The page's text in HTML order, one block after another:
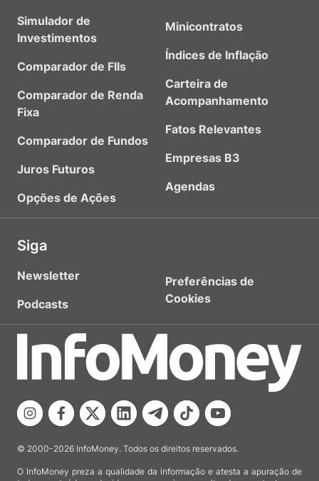
Simulador de
Investimentos
Comparador de FIIs
Comparador de Renda
Fixa
Comparador de Fundos
Juros Futuros
Opções de Ações
Minicontratos
Índices de Inflação
Carteira de
Acompanhamento
Fatos Relevantes
Empresas B3
Agendas
Siga
Newsletter
Podcasts
Preferências de
Cookies
© 2000-2026 InfoMoney. Todos os direitos reservados.
O InfoMoney preza a qualidade da informação e atesta a apuração de